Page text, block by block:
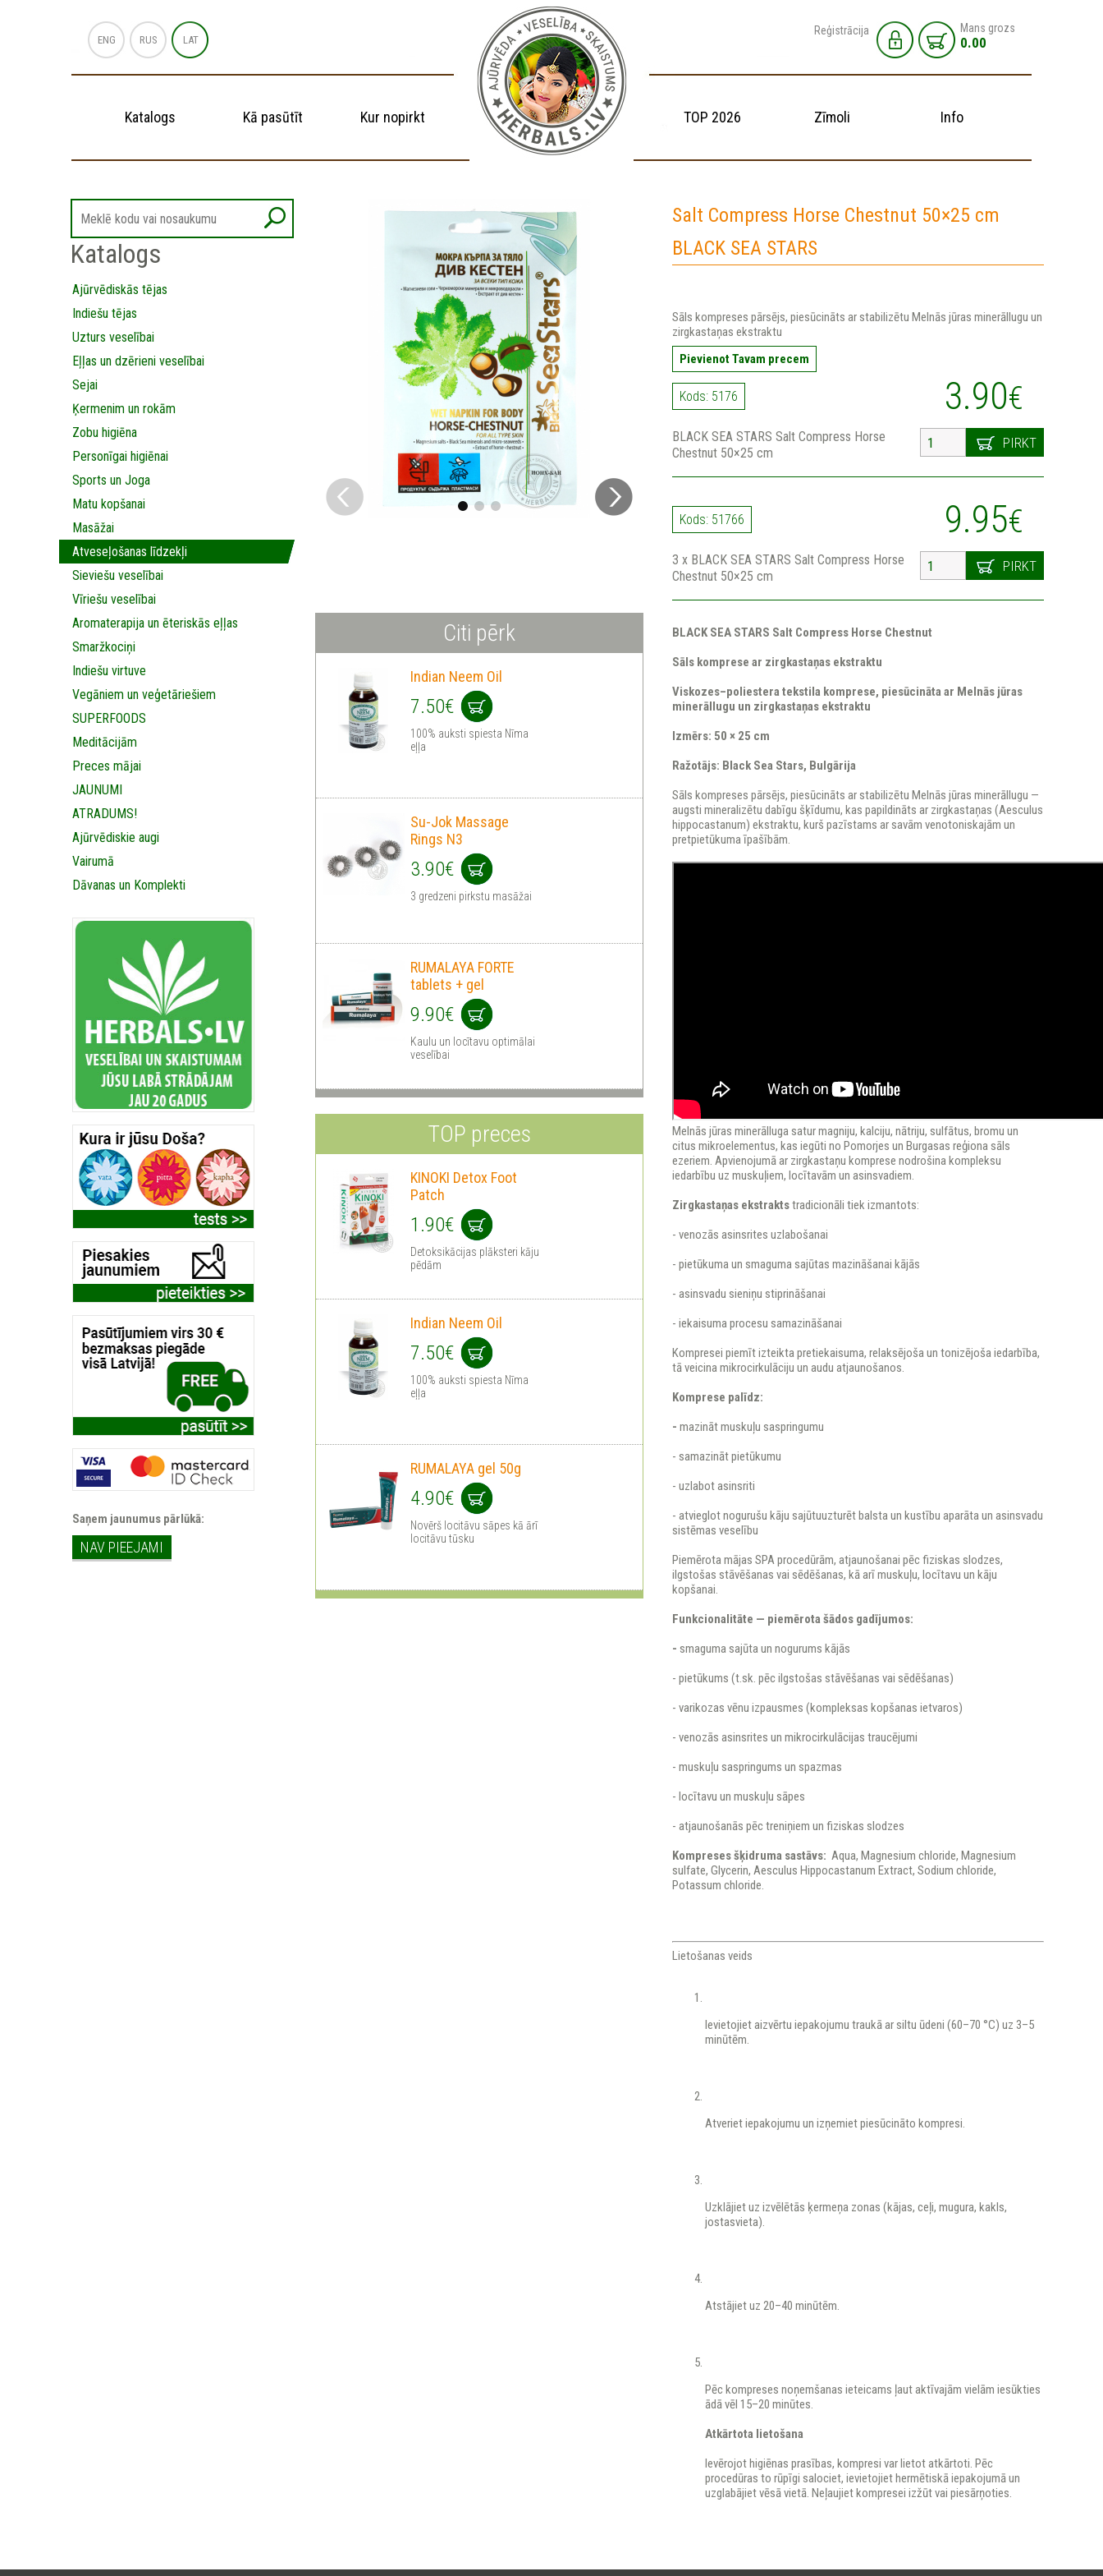
ENG RUS LAT
Reģistrācija Mans grozs
0.00
Katalogs Kā pasūtīt Kur nopirkt TOP 2026 Zīmoli Info
Katalogs
Ajūrvēdiskās tējas
Indiešu tējas
Uzturs veselībai
Eļļas un dzērieni veselībai
Sejai
Ķermenim un rokām
Zobu higiēna
Personīgai higiēnai
Sports un Joga
Matu kopšanai
Masāžai
Аtveseļošanas līdzekļi
Sieviešu veselībai
Vīriešu veselībai
Aromaterapija un ēteriskās eļļas
Smaržkociņi
Indiešu virtuve
Vegāniem un veģetāriešiem
SUPERFOODS
Meditācijām
Preces mājai
JAUNUMI
ATRADUMS!
Ajūrvēdiskie augi
Vairumā
Dāvanas un Komplekti
Saņem jaunumus pārlūkā:
NAV PIEEJAMI
Salt Compress Horse Chestnut 50×25 cm
BLACK SEA STARS
Sāls kompreses pārsējs, piesūcināts ar stabilizētu Melnās jūras minerāllugu un
zirgkastaņas ekstraktu
Pievienot Tavam precem
Kods: 5176 3.90€
PIRKT
BLACK SEA STARS Salt Compress Horse
Chestnut 50×25 cm
Kods: 51766 9.95€
PIRKT
3 x BLACK SEA STARS Salt Compress Horse
Chestnut 50×25 cm
BLACK SEA STARS Salt Compress Horse Chestnut
Sāls komprese ar zirgkastaņas ekstraktu
Viskozes–poliestera tekstila komprese, piesūcināta ar Melnās jūras
minerāllugu un zirgkastaņas ekstraktu
Izmērs: 50 × 25 cm
Ražotājs: Black Sea Stars, Bulgārija
Sāls kompreses pārsējs, piesūcināts ar stabilizētu Melnās jūras minerāllugu —
augsti mineralizētu dabīgu šķīdumu, kas papildināts ar zirgkastaņas (Aesculus
hippocastanum) ekstraktu, kurš pazīstams ar savām venotoniskajām un
pretpietūkuma īpašībām.
Melnās jūras minerālluga satur magniju, kalciju, nātriju, sulfātus, bromu un
citus mikroelementus, kas iegūti no Pomorjes un Burgasas reģiona sāls
ezeriem. Apvienojumā ar zirgkastaņu komprese nodrošina kompleksu
iedarbību uz muskuļiem, locītavām un asinsvadiem.
Zirgkastaņas ekstraktstradicionāli tiek izmantots:
- venozās asinsrites uzlabošanai
- pietūkuma un smaguma sajūtas mazināšanai kājās
- asinsvadu sieniņu stiprināšanai
- iekaisuma procesu samazināšanai
Kompresei piemīt izteikta pretiekaisuma, relaksējoša un tonizējoša iedarbība,
tā veicina mikrocirkulāciju un audu atjaunošanos.
Komprese palīdz:
-mazināt muskuļu saspringumu
- samazināt pietūkumu
- uzlabot asinsriti
- atvieglot nogurušu kāju sajūtuuzturēt balsta un kustību aparāta un asinsvadu
sistēmas veselību
Piemērota mājas SPA procedūrām, atjaunošanai pēc fiziskas slodzes,
ilgstošas stāvēšanas vai sēdēšanas, kā arī muskuļu, locītavu un kāju
kopšanai.
Funkcionalitāte — piemērota šādos gadījumos:
- smaguma sajūta un nogurums kājās
- pietūkums (t.sk. pēc ilgstošas stāvēšanas vai sēdēšanas)
- varikozas vēnu izpausmes (kompleksas kopšanas ietvaros)
- venozās asinsrites un mikrocirkulācijas traucējumi
- muskuļu saspringums un spazmas
- locītavu un muskuļu sāpes
- atjaunošanās pēc treniņiem un fiziskas slodzes
Kompreses šķidruma sastāvs: Aqua, Magnesium chloride, Magnesium
sulfate, Glycerin, Aesculus Hippocastanum Extract, Sodium chloride,
Potassum chloride.
Lietošanas veids
Ievietojiet aizvērtu iepakojumu traukā ar siltu ūdeni (60–70 °C) uz 3–5
minūtēm.
Atveriet iepakojumu un izņemiet piesūcināto kompresi.
Uzklājiet uz izvēlētās ķermeņa zonas (kājas, ceļi, mugura, kakls,
jostasvieta).
Atstājiet uz 20–40 minūtēm.
Pēc kompreses noņemšanas ieteicams ļaut aktīvajām vielām iesūkties
ādā vēl 15–20 minūtes.
Atkārtota lietošana
Ievērojot higiēnas prasības, kompresi var lietot atkārtoti. Pēc
procedūras to rūpīgi salociet, ievietojiet hermētiskā iepakojumā un
uzglabājiet vēsā vietā. Neļaujiet kompresei izžūt vai piesārņoties.
Citi pērk
Indian Neem Oil
7.50€
100% auksti spiesta Nīma
eļļa
Su-Jok Massage
Rings N3
3.90€
3 gredzeni pirkstu masāžai
RUMALAYA FORTE
tablets + gel
9.90€
Kaulu un locītavu optimālai
veselībai
TOP preces
KINOKI Detox Foot
Patch
1.90€
Detoksikācijas plāksteri kāju
pēdām
Indian Neem Oil
7.50€
100% auksti spiesta Nīma
eļļa
RUMALAYA gel 50g
4.90€
Novērš locitāvu sāpes kā ārī
locitāvu tūsku